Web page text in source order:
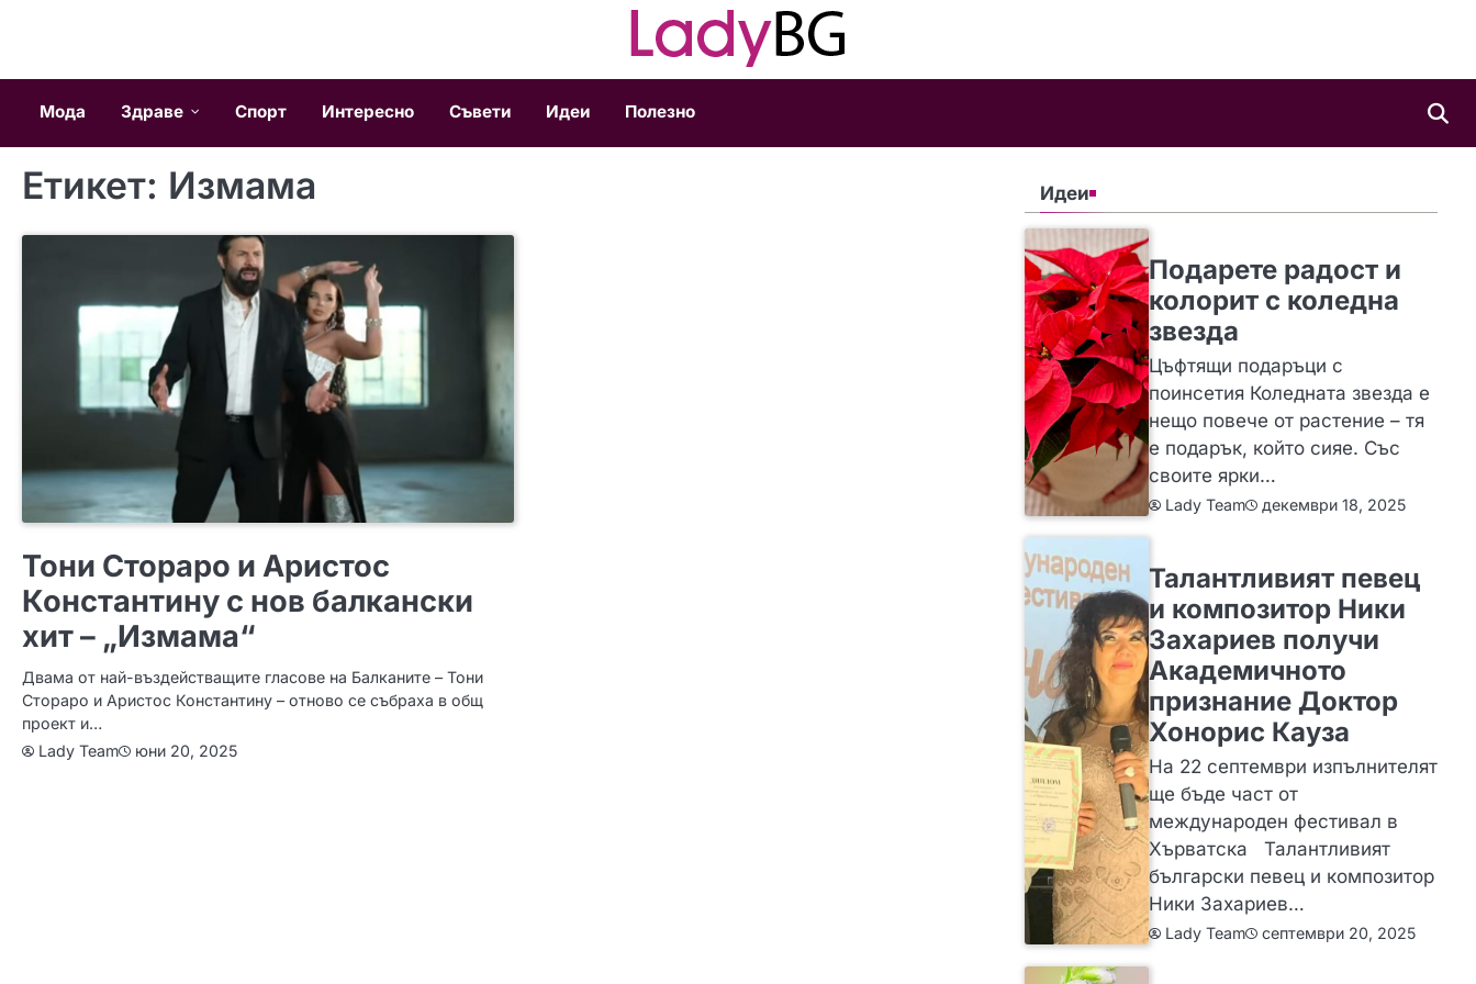
Мода Здраве Спорт Интересно Съвети Идеи Полезно
Етикет: Измама
Тони Стораро и Аристос
Константину с нов балкански
хит – „Измама“
Двама от най-въздействащите гласове на Балканите – Тони
Стораро и Аристос Константину – отново се събраха в общ
проект и…
Lady Team
юни 20, 2025
Идеи
Подарете радост и
колорит с коледна
звезда
Цъфтящи подаръци с
поинсетия Коледната звезда е
нещо повече от растение – тя
е подарък, който сияе. Със
своите ярки…
Lady Team декември 18, 2025
Талантливият певец
и композитор Ники
Захариев получи
Академичното
признание Доктор
Хонорис Кауза
На 22 септември изпълнителят
ще бъде част от
международен фестивал в
Хърватска Талантливият
български певец и композитор
Ники Захариев…
Lady Team септември 20, 2025